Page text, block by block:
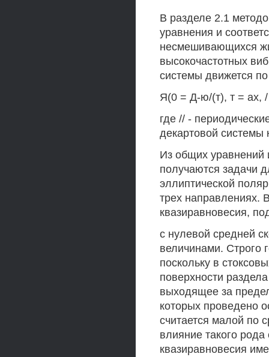
В разделе 2.1
уравнения и
несмешивающихся
высокочастотных
системы движется по
Я(0 = Д-ю/(т), т = ах,
где // -
декартовой системы
Из общих уравнений
получаются задачи
эллиптической
трех направлениях.
квазиравновесия,
с нулевой средней
величинами. Строго
поскольку в
поверхности
выходящее за
которых проведено
считается малой по
влияние такого
квазиравновесия